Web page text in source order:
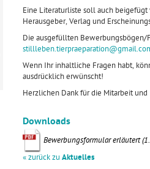
Eine Literaturliste soll auch
Herausgeber, Verlag und
Die ausgefüllten
Wenn Ihr inhaltliche Fragen habt,
ausdrücklich erwünscht!
Herzlichen Dank für die Mitarbeit
Downloads
Be­wer­bungs­for­mu­lar er­läu­tert
« zurück zu Aktuelles